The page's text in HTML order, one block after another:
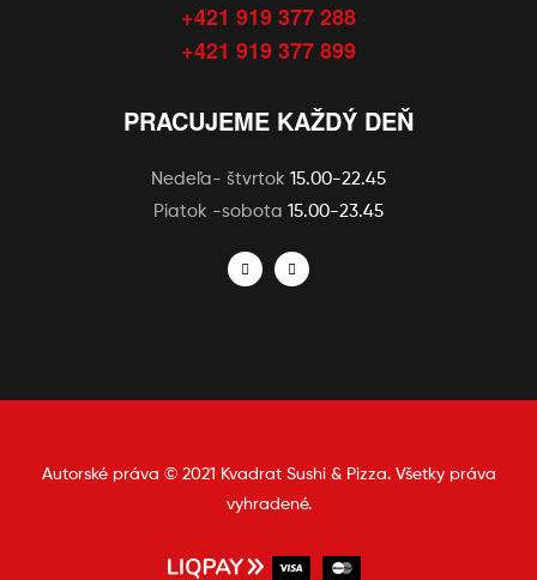
+421 919 377 288
+421 919 377 899
PRACUJEME KAŽDÝ DEŇ
Nedeľa- štvrtok 15.00-22.45
Piatok -sobota 15.00-23.45
Autorské práva © 2021 Kvadrat Sushi & Pizza. Všetky práva
vyhradené.